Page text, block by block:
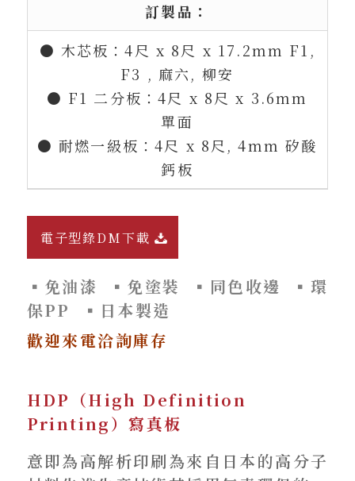
訂製品：
● 木芯板：4尺 x 8尺 x 17.2mm F1,
F3 , 麻六, 柳安
● F1 二分板：4尺 x 8尺 x 3.6mm
單面
● 耐燃一級板：4尺 x 8尺, 4mm 矽酸
鈣板
電子型錄DM下載
▪免油漆 ▪免塗裝 ▪同色收邊
▪環
保PP
▪日本製造
歡迎來電洽詢庫存
HDP（High Definition
Printing）寫真板
意即為高解析印刷為來自日本的高分子